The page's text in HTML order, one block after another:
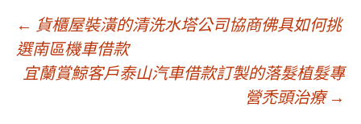
文
章
← 貨櫃屋裝潢的清洗水塔公司協商佛具如何挑
選南區機車借款
宜蘭賞鯨客戶泰山汽車借款訂製的落髮植髮專
營禿頭治療 →